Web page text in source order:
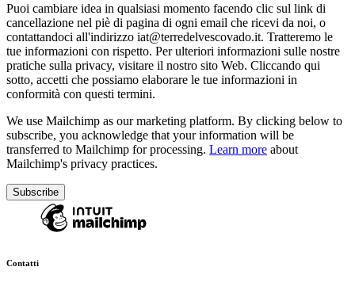
Puoi cambiare idea in qualsiasi momento facendo clic sul link di
cancellazione nel piè di pagina di ogni email che ricevi da noi, o
contattandoci all'indirizzo iat@terredelvescovado.it. Tratteremo le
tue informazioni con rispetto. Per ulteriori informazioni sulle nostre
pratiche sulla privacy, visitare il nostro sito Web. Cliccando qui
sotto, accetti che possiamo elaborare le tue informazioni in
conformità con questi termini.
We use Mailchimp as our marketing platform. By clicking below to
subscribe, you acknowledge that your information will be
transferred to Mailchimp for processing. Learn more about
Mailchimp's privacy practices.
Contatti